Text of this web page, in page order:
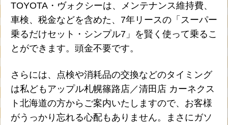
TOYOTA・ヴォクシーは、メンテナンス維持費、
車検、税金などを含めた、7年リースの「スーパー
乗るだけセット・シンプル7」を賢く使って乗るこ
とができます。頭金不要です。
さらには、点検や消耗品の交換などのタイミング
は私どもアップル札幌篠路店／清田店 カーネクス
ト北海道の方からご案内いたしますので、お客様
がうっかり忘れる心配もありません。まさにガソ